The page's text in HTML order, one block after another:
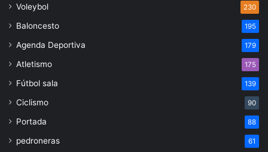
Voleybol 230
Baloncesto 195
Agenda Deportiva 179
Atletismo 175
Fútbol sala 139
Ciclismo 90
Portada 88
pedroneras 61